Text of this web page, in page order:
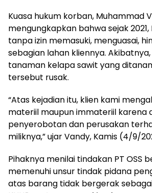
Kuasa hukum korban, Muhammad
mengungkapkan bahwa sejak 2021,
tanpa izin memasuki, menguasai,
sebagian lahan kliennya.
tanaman kelapa sawit yang
tersebut rusak.
“Atas kejadian itu, klien kami
materiil maupun immateriil karena
penyerobotan dan perusakan
miliknya,” ujar Vandy, Kamis (4/9/
Pihaknya menilai tindakan PT OSS
memenuhi unsur tindak pidana
atas barang tidak bergerak